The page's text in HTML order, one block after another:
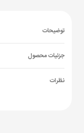
توضیحات
جزئیات محصول
نظرات